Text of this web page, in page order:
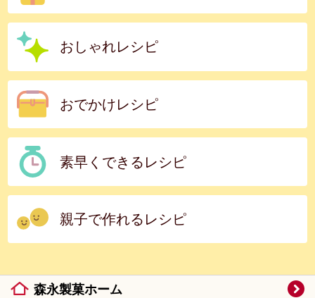
おしゃれレシピ
おでかけレシピ
素早くできるレシピ
親子で作れるレシピ
森永製菓ホーム